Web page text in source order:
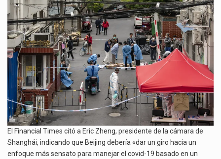
El Financial Times citó a Eric Zheng, presidente de la cámara de
Shanghái, indicando que Beijing debería «dar un giro hacia un
enfoque más sensato para manejar el covid-19 basado en un